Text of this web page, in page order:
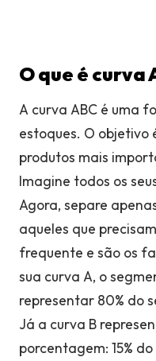
O que é curva
A curva ABC é uma
estoques. O objetivo
produtos mais
Imagine todos os
Agora, separe
aqueles que
frequente e são os
sua curva A, o
representar 80% do
Já a curva B
porcentagem: 15%